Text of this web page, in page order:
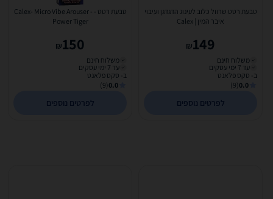
טבעת רטט שרוול כלוב לעינוג הדגדגן ועיבוי
איבר המין | Calex
149
₪
משלוח חינם
עד 7 ימי עסקים
ב- סקס פלאנט
0.0
(9)
לפרטים נוספים
טבעת רטט - Calex- Micro Vibe Arouser -
Power Tiger
150
₪
משלוח חינם
עד 7 ימי עסקים
ב- סקס פלאנט
0.0
(9)
לפרטים נוספים